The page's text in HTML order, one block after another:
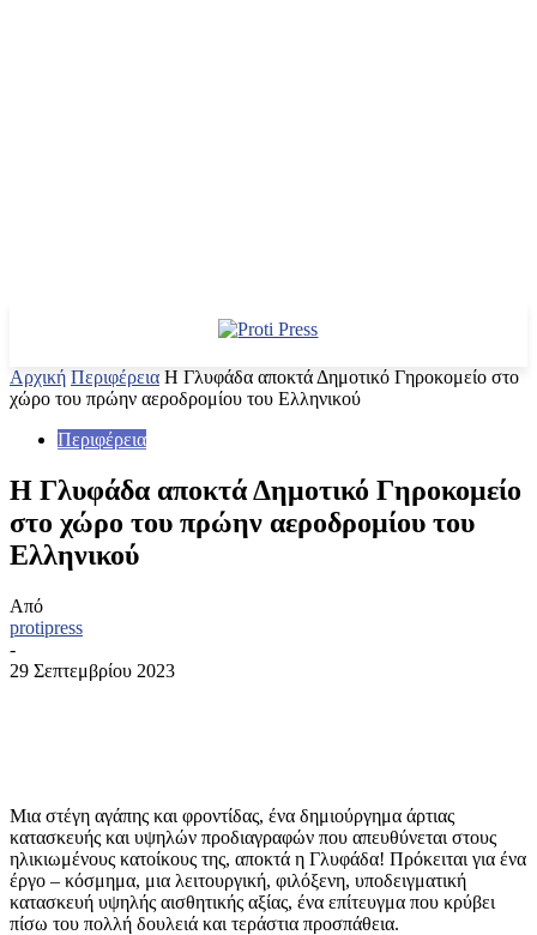
Αρχική Περιφέρεια Η Γλυφάδα αποκτά Δημοτικό Γηροκομείο στο
χώρο του πρώην αεροδρομίου του Ελληνικού
Περιφέρεια
Η Γλυφάδα αποκτά Δημοτικό Γηροκομείο
στο χώρο του πρώην αεροδρομίου του
Ελληνικού
Από
protipress
-
29 Σεπτεμβρίου 2023
Μια στέγη αγάπης και φροντίδας, ένα δημιούργημα άρτιας
κατασκευής και υψηλών προδιαγραφών που απευθύνεται στους
ηλικιωμένους κατοίκους της, αποκτά η Γλυφάδα! Πρόκειται για ένα
έργο – κόσμημα, μια λειτουργική, φιλόξενη, υποδειγματική
κατασκευή υψηλής αισθητικής αξίας, ένα επίτευγμα που κρύβει
πίσω του πολλή δουλειά και τεράστια προσπάθεια.